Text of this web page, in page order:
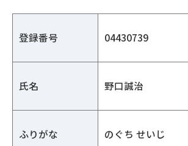
登録番号 04430739
氏名 野口誠治
ふりがな のぐち せいじ